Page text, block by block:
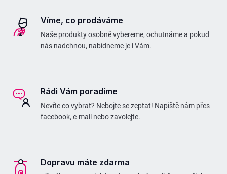
Víme, co prodáváme
Naše produkty osobně vybereme, ochutnáme a pokud
nás nadchnou, nabídneme je i Vám.
Rádi Vám poradíme
Nevíte co vybrat? Nebojte se zeptat! Napiště nám přes
facebook, e-mail nebo zavolejte.
Dopravu máte zdarma